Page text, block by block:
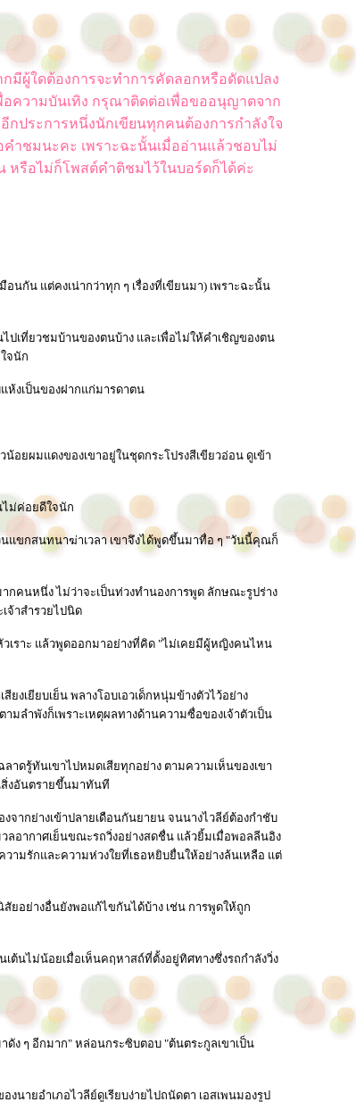
มีผู้ใดต้องการจะทำการคัดลอกหรือดัดแปลง
ความบันเทิง กรุณาติดต่อเพื่อขออนุญาตจาก
กประการหนึ่งนักเขียนทุกคนต้องการกำลังใจ
ำชมนะคะ เพราะฉะนั้นเมื่ออ่านแล้วชอบไม่
หรือไม่ก็โพสต์คำติชมไว้ในบอร์ดก็ได้ค่ะ
นกัน แต่คงเน่ากว่าทุก ๆ เรื่องที่เขียนมา) เพราะฉะนั้น
ปเที่ยวชมบ้านของตนบ้าง และเพื่อไม่ให้คำเชิญของตน
จนัก
ห้งเป็นของฝากแก่มารดาตน
อยผมแดงของเขาอยู่ในชุดกระโปรงสีเขียวอ่อน ดูเข้า
ม่ค่อยดีใจนัก
นแขกสนทนาฆ่าเวลา เขาจึงได้พูดขึ้นมาทื่อ ๆ "วันนี้คุณก็
กคนหนึ่ง ไม่ว่าจะเป็นท่วงทำนองการพูด ลักษณะรูปร่าง
จ้าสำรวยไปนิด
เราะ แล้วพูดออกมาอย่างที่คิด "ไม่เคยมีผู้หญิงคนไหน
เยียบเย็น พลางโอบเอวเด็กหนุ่มข้างตัวไว้อย่าง
ลำพังก็เพราะเหตุผลทางด้านความซื่อของเจ้าตัวเป็น
าดรู้ทันเขาไปหมดเสียทุกอย่าง ตามความเห็นของเขา
สิ่งอันตรายขึ้นมาทันที
จากย่างเข้าปลายเดือนกันยายน จนนางไวลีย์ต้องกำชับ
อากาศเย็นขณะรถวิ่งอย่างสดชื่น แล้วยิ้มเมื่อพอลลีนอิง
ามรักและความห่วงใยที่เธอหยิบยื่นให้อย่างล้นเหลือ แต่
ยอย่างอื่นยังพอแก้ไขกันได้บ้าง เช่น การพูดให้ถูก
ต้นไม่น้อยเมื่อเห็นคฤหาสถ์ที่ตั้งอยู่ทิศทางซึ่งรถกำลังวิ่ง
ดัง ๆ อีกมาก" หล่อนกระซิบตอบ "ต้นตระกูลเขาเป็น
นายอำเภอไวลีย์ดูเรียบง่ายไปถนัดตา เอสเพนมองรูป